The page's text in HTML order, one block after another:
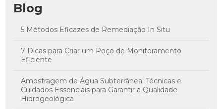
Blog
5 Métodos Eficazes de Remediação In Situ
7 Dicas para Criar um Poço de Monitoramento
Eficiente
Amostragem de Água Subterrânea: Técnicas e
Cuidados Essenciais para Garantir a Qualidade
Hidrogeológica